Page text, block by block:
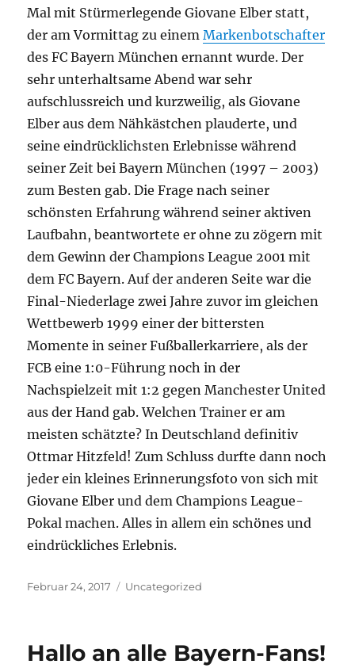
Mal mit Stürmerlegende Giovane Elber statt,
der am Vormittag zu einemMarkenbotschafter
des FC Bayern München ernannt wurde. Der
sehr unterhaltsame Abend war sehr
aufschlussreich und kurzweilig, als Giovane
Elber aus dem Nähkästchen plauderte, und
seine eindrücklichsten Erlebnisse während
seiner Zeit bei Bayern München (1997 – 2003)
zum Besten gab. Die Frage nach seiner
schönsten Erfahrung während seiner aktiven
Laufbahn, beantwortete er ohne zu zögern mit
dem Gewinn der Champions League 2001 mit
dem FC Bayern. Auf der anderen Seite war die
Final-Niederlage zwei Jahre zuvor im gleichen
Wettbewerb 1999 einer der bittersten
Momente in seiner Fußballerkarriere, als der
FCB eine 1:0-Führung noch in der
Nachspielzeit mit 1:2 gegen Manchester United
aus der Hand gab. Welchen Trainer er am
meisten schätzte? In Deutschland definitiv
Ottmar Hitzfeld! Zum Schluss durfte dann noch
jeder ein kleines Erinnerungsfoto von sich mit
Giovane Elber und dem Champions League-
Pokal machen. Alles in allem ein schönes und
eindrückliches Erlebnis.
Veröffentlicht
Februar 24, 2017 Kategorien
Uncategorized
Hallo an alle Bayern-Fans!